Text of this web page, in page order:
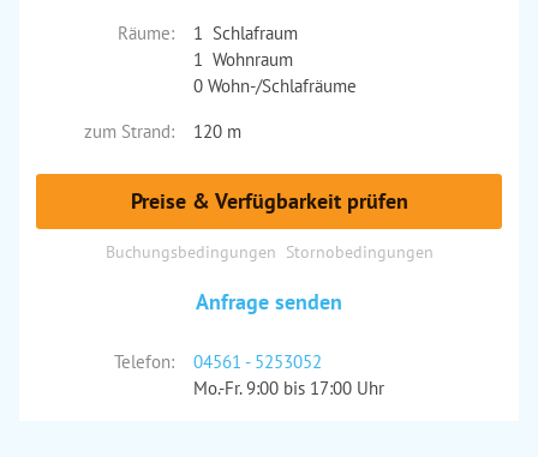
Räume:
1 Schlafraum
1 Wohnraum
0 Wohn-/Schlafräume
zum Strand:
120 m
Preise & Verfügbarkeit prüfen
Buchungsbedingungen Stornobedingungen
Anfrage senden
Telefon:
04561 - 5253052
Mo.-Fr. 9:00 bis 17:00 Uhr